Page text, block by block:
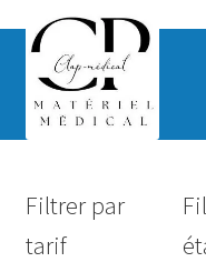
Hygiène
Filtrer par
tarif